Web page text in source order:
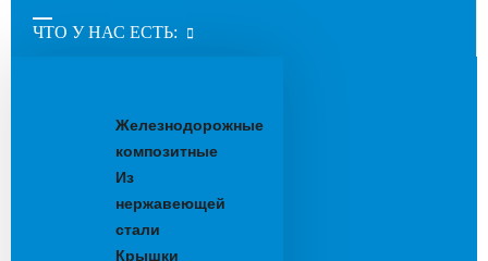
ЧТО У НАС ЕСТЬ:
Железнодорожные
композитные
Из
нержавеющей
стали
Крышки